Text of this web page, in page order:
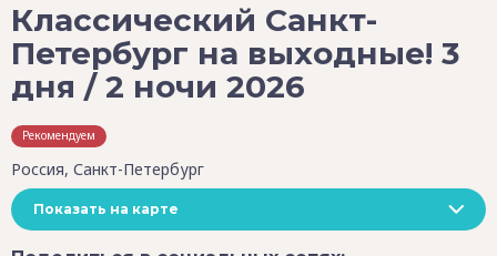
Классический Санкт-
Петербург на выходные! 3
дня / 2 ночи 2026
Россия, Санкт-Петербург
Показать на карте
Рекомендуем